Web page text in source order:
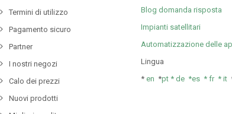
Termini di utilizzo
Pagamento sicuro
Partner
I nostri negozi
Calo dei prezzi
Nuovi prodotti
Blog domanda risposta
Impianti satellitari
Automatizzazione delle
Lingua
*en *pt * de *es *fr*it